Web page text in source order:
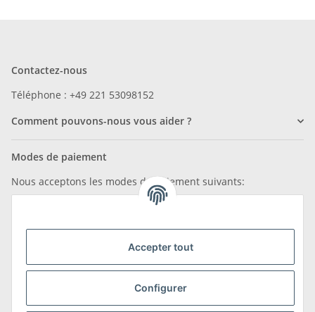
Accepter tout
Configurer
Contactez-nous
Téléphone : +49 221 53098152
Comment pouvons-nous vous aider ?
Modes de paiement
Nous acceptons les modes de paiement suivants:
Nous sommes membres de